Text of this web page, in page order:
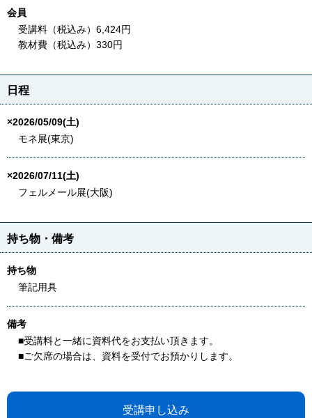
会員
受講料（税込み）6,424円
教材費（税込み）330円
日程
×2026/05/09(土)
モネ展(東京)
×2026/07/11(土)
フェルメール展(大阪)
持ち物・備考
持ち物
筆記用具
備考
■受講料と一緒に資料代をお支払い頂きます。
■ご欠席の場合は、資料を受付でお預かりします。
受講申し込み